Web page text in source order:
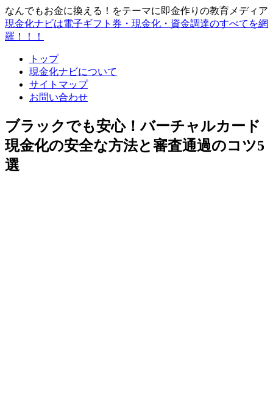
なんでもお金に換える！をテーマに即金作りの教育メディア
現金化ナビは電子ギフト券・現金化・資金調達のすべてを網
羅！！！
トップ
現金化ナビについて
サイトマップ
お問い合わせ
ブラックでも安心！バーチャルカード
現金化の安全な方法と審査通過のコツ5
選